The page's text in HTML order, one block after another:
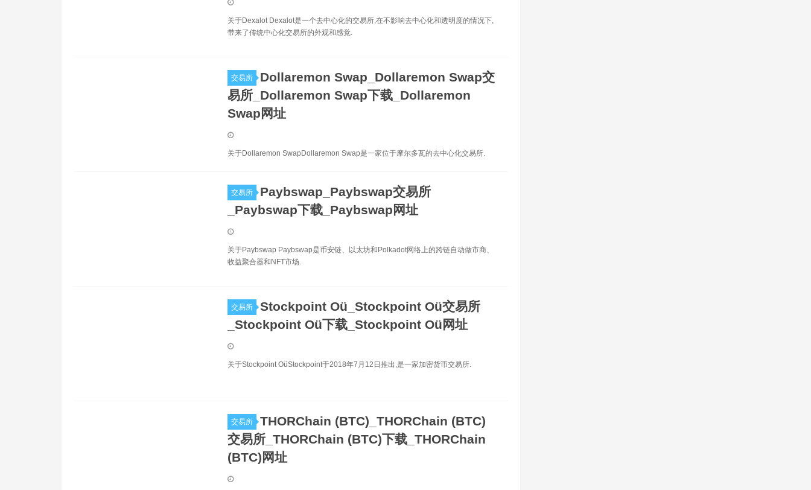
关于Dexalot Dexalot是一个去中心化的交易所,在不影响去中心化和透明度的情况下,
带来了传统中心化交易所的外观和感觉.
交易所
Dollaremon Swap_Dollaremon Swap交
易所_Dollaremon Swap下载_Dollaremon
Swap网址
关于Dollaremon SwapDollaremon Swap是一家位于摩尔多瓦的去中心化交易所.
交易所
Paybswap_Paybswap交易所
_Paybswap下载_Paybswap网址
关于Paybswap Paybswap是币安链、以太坊和Polkadot网络上的跨链自动做市商、
收益聚合器和NFT市场.
交易所
Stockpoint Oü_Stockpoint Oü交易所
_Stockpoint Oü下载_Stockpoint Oü网址
关于Stockpoint OüStockpoint于2018年7月12日推出,是一家加密货币交易所.
交易所
THORChain (BTC)_THORChain (BTC)
交易所_THORChain (BTC)下载_THORChain
(BTC)网址